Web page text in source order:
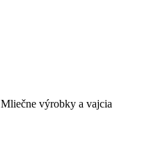
Mliečne výrobky a vajcia